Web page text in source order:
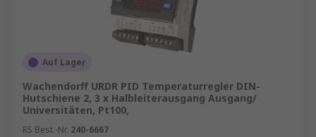
Auf Lager
Wachendorff URDR PID Temperaturregler DIN-
Hutschiene 2, 3 x Halbleiterausgang Ausgang/
Universitäten, Pt100,
RS Best.-Nr. 240-6667